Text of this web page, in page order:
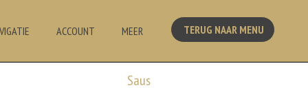
ACCOUNT MEER TERUG NAAR MENU
Saus